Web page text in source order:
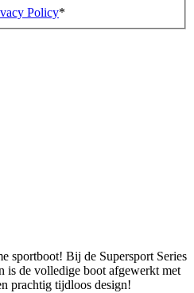
Policy*
sportboot! Bij de Supersport Series
is de volledige boot afgewerkt met
prachtig tijdloos design!